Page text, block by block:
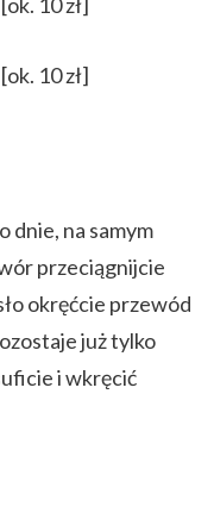
10 zł]
dnie, na samym
przeciągnijcie
okręćcie przewód
już tylko
i wkręcić